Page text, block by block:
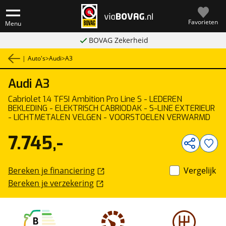
Menu Favorieten
BOVAG Zekerheid
| Auto's>Audi>A3
Audi A3
Cabriolet 1.4 TFSI Ambition Pro Line S - LEDEREN
BEKLEDING - ELEKTRISCH CABRIODAK - S-LINE EXTERIEUR
- LICHTMETALEN VELGEN - VOORSTOELEN VERWARMD
B
7.745,-
Bereken je financiering
Bereken je verzekering
Vergelijk